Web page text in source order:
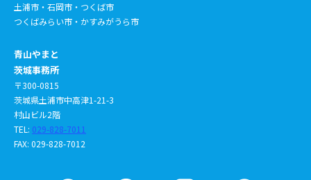
土浦市・石岡市・つくば市
つくばみらい市・かすみがうら市
青山やまと
茨城事務所
〒300-0815
茨城県土浦市中高津1-21-3
村山ビル2階
TEL: 029-828-7011
FAX: 029-828-7012